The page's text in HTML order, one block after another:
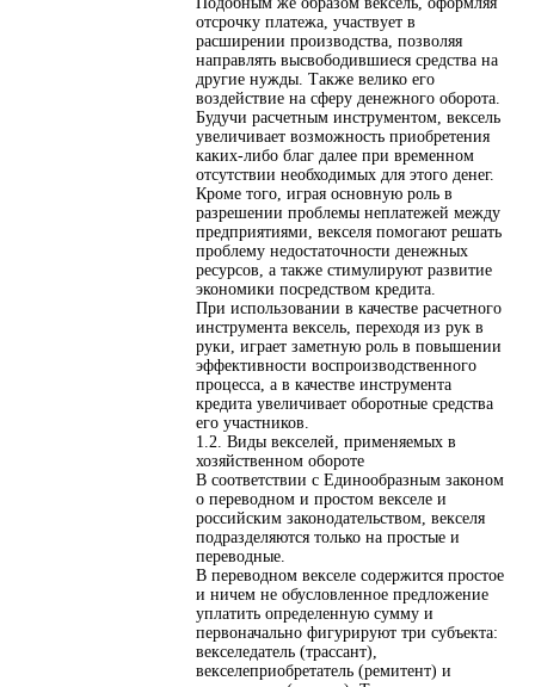
отсрочку платежа, участвует в
расширении производства, позволяя
направлять высвободившиеся средства на
другие нужды. Также велико его
воздействие на сферу денежного оборота.
Будучи расчетным инструментом, вексель
увеличивает возможность приобретения
каких-либо благ далее при временном
отсутствии необходимых для этого денег.
Кроме того, играя основную роль в
разрешении проблемы неплатежей между
предприятиями, векселя помогают решать
проблему недостаточности денежных
ресурсов, а также стимулируют развитие
экономики посредством кредита.
При использовании в качестве расчетного
инструмента вексель, переходя из рук в
руки, играет заметную роль в повышении
эффективности воспроизводственного
процесса, а в качестве инструмента
кредита увеличивает оборотные средства
его участников.
1.2. Виды векселей, применяемых в
хозяйственном обороте
В соответствии с Единообразным законом
о переводном и простом векселе и
российским законодательством, векселя
подразделяются только на простые и
переводные.
В переводном векселе содержится простое
и ничем не обусловленное предложение
уплатить определенную сумму и
первоначально фигурируют три субъекта:
векселедатель (трассант),
векселеприобретатель (ремитент) и